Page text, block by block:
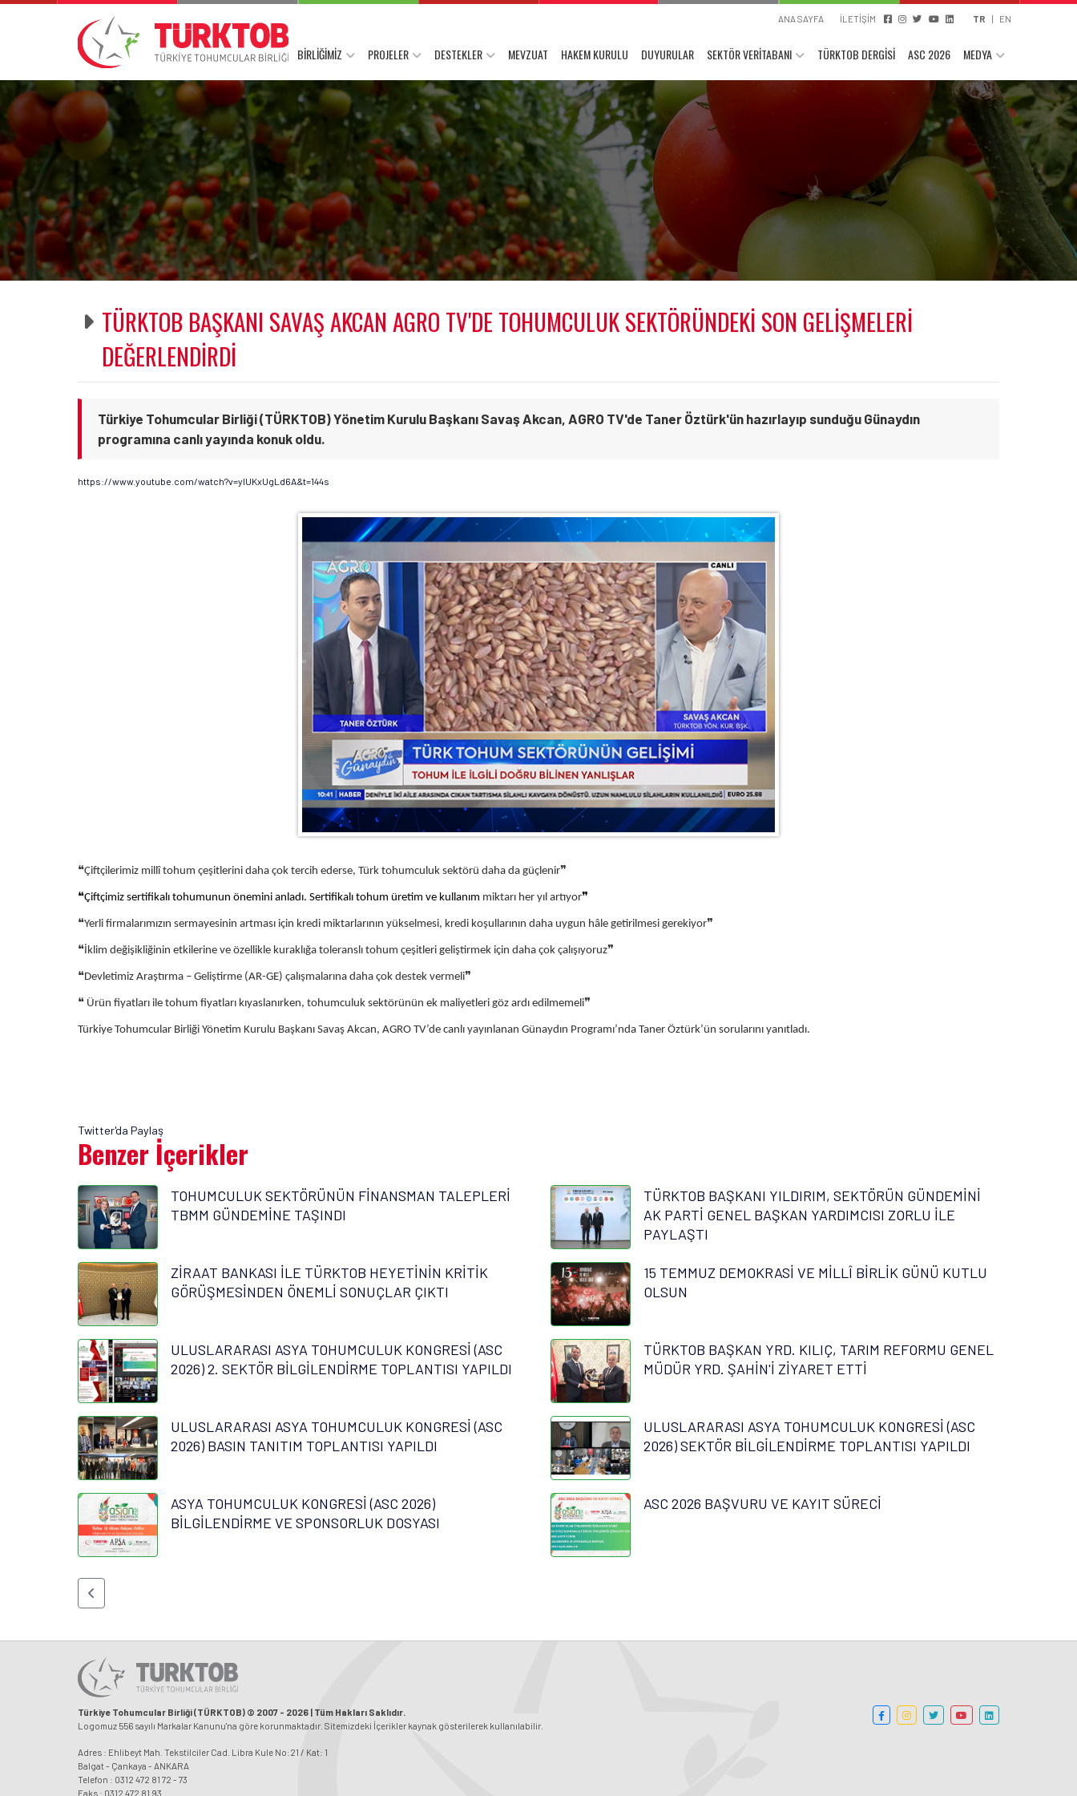
ANA SAYFA İLETİŞİM TR | EN
BİRLİĞİMİZ PROJELER DESTEKLER MEVZUAT HAKEM KURULU DUYURULAR SEKTÖR VERİTABANI TÜRKTOB DERGİSİ ASC 2026 MEDYA
TÜRKTOB BAŞKANI SAVAŞ AKCAN AGRO TV'DE TOHUMCULUK SEKTÖRÜNDEKİ SON GELİŞMELERİ
DEĞERLENDİRDİ
Türkiye Tohumcular Birliği (TÜRKTOB) Yönetim Kurulu Başkanı Savaş Akcan, AGRO TV'de Taner Öztürk'ün hazırlayıp sunduğu Günaydın
programına canlı yayında konuk oldu.
https://www.youtube.com/watch?v=ylUKxUgLd6A&t=144s
❝Çiftçilerimiz millî tohum çeşitlerini daha çok tercih ederse, Türk tohumculuk sektörü daha da güçlenir❞
❝Çiftçimiz sertifikalı tohumunun önemini anladı. Sertifikalı tohum üretim ve kullanım miktarı her yıl artıyor❞
❝Yerli firmalarımızın sermayesinin artması için kredi miktarlarının yükselmesi, kredi koşullarının daha uygun hâle getirilmesi gerekiyor❞
❝İklim değişikliğinin etkilerine ve özellikle kuraklığa toleranslı tohum çeşitleri geliştirmek için daha çok çalışıyoruz❞
❝Devletimiz Araştırma – Geliştirme (AR-GE) çalışmalarına daha çok destek vermeli❞
❝ Ürün fiyatları ile tohum fiyatları kıyaslanırken, tohumculuk sektörünün ek maliyetleri göz ardı edilmemeli❞
Türkiye Tohumcular Birliği Yönetim Kurulu Başkanı Savaş Akcan, AGRO TV’de canlı yayınlanan Günaydın Programı’nda Taner Öztürk’ün sorularını yanıtladı.
Twitter'da Paylaş
Benzer İçerikler
TOHUMCULUK SEKTÖRÜNÜN FİNANSMAN TALEPLERİ
TBMM GÜNDEMİNE TAŞINDI
TÜRKTOB BAŞKANI YILDIRIM, SEKTÖRÜN GÜNDEMİNİ
AK PARTİ GENEL BAŞKAN YARDIMCISI ZORLU İLE
PAYLAŞTI
ZİRAAT BANKASI İLE TÜRKTOB HEYETİNİN KRİTİK
GÖRÜŞMESİNDEN ÖNEMLİ SONUÇLAR ÇIKTI
15 TEMMUZ DEMOKRASİ VE MİLLÎ BİRLİK GÜNÜ KUTLU
OLSUN
ULUSLARARASI ASYA TOHUMCULUK KONGRESİ (ASC
2026) 2. SEKTÖR BİLGİLENDİRME TOPLANTISI YAPILDI
TÜRKTOB BAŞKAN YRD. KILIÇ, TARIM REFORMU GENEL
MÜDÜR YRD. ŞAHİN'İ ZİYARET ETTİ
ULUSLARARASI ASYA TOHUMCULUK KONGRESİ (ASC
2026) BASIN TANITIM TOPLANTISI YAPILDI
ULUSLARARASI ASYA TOHUMCULUK KONGRESİ (ASC
2026) SEKTÖR BİLGİLENDİRME TOPLANTISI YAPILDI
ASYA TOHUMCULUK KONGRESİ (ASC 2026)
BİLGİLENDİRME VE SPONSORLUK DOSYASI
ASC 2026 BAŞVURU VE KAYIT SÜRECİ
Türkiye Tohumcular Birliği (TÜRKTOB) © 2007 - 2026 | Tüm Hakları Saklıdır.
Logomuz 556 sayılı Markalar Kanunu'na göre korunmaktadır. Sitemizdeki İçerikler kaynak gösterilerek kullanılabilir.
Adres : Ehlibeyt Mah. Tekstilciler Cad. Libra Kule No:21 / Kat: 1
Balgat - Çankaya - ANKARA
Telefon : 0312 472 81 72 - 73
Faks : 0312 472 81 93